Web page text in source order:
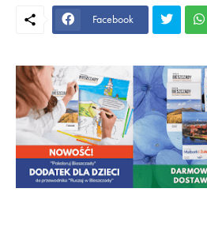
Facebook